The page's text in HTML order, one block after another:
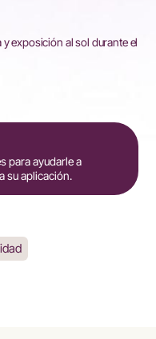
exposición al sol durante el
para ayudarle a
su aplicación.